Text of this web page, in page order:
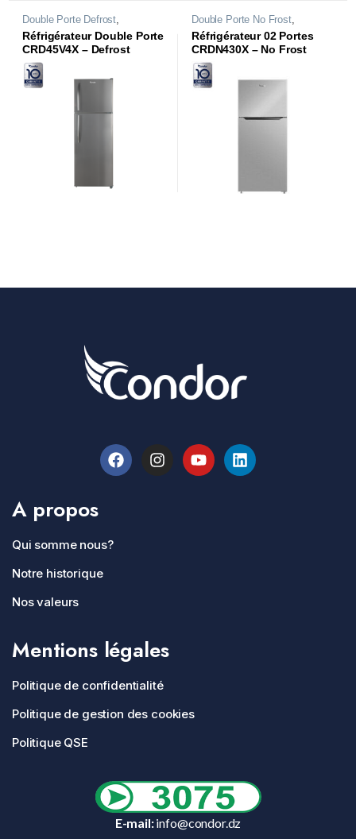
Double Porte Defrost
Réfrigérateurs
Réfrigérateur Double Porte
CRD45V4X – Defrost
Double Porte No Frost,
Réfrigérateurs
Réfrigérateur 02 Portes
CRDN430X – No Frost
A propos
Qui somme nous?
Notre historique
Nos valeurs
Mentions légales
Politique de confidentialité
Politique de gestion des cookies
Politique QSE
E-mail:info@condor.dz